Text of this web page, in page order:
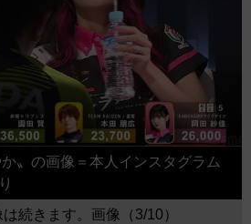
〟の画像＝本人インスタグラム
続きます。画像（3/10）